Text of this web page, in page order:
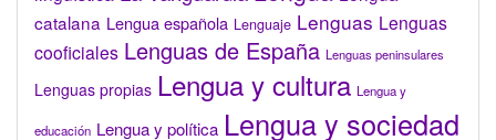
catalana Lengua española Lenguaje Lenguas Lenguas
cooficiales Lenguas de España Lenguas peninsulares
Lenguas propias Lengua y cultura Lengua y
educación Lengua y política Lengua y sociedad